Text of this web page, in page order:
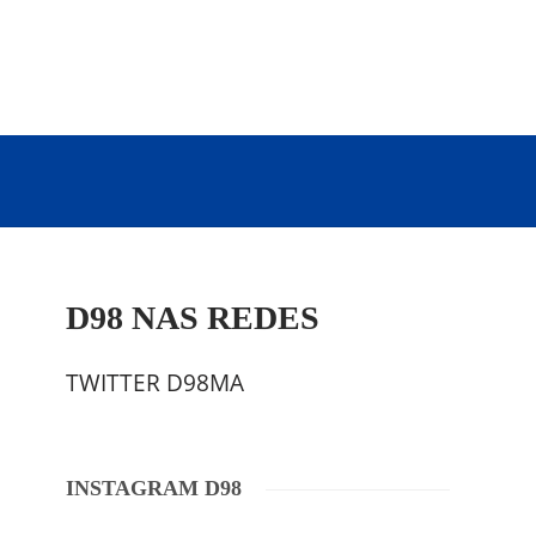
D98 NAS REDES
TWITTER D98MA
INSTAGRAM D98